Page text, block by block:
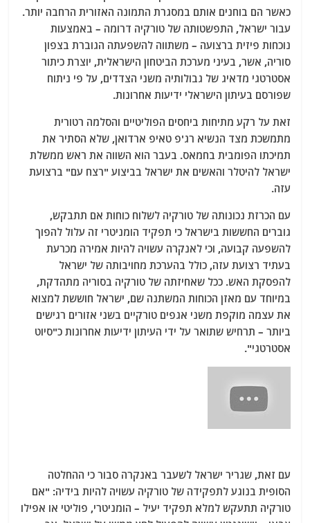
כאשר הם בוחנים אותם במסגרת התמונה האזורית הרחבה יותר.
עבור ישראל, התפשטותה של טורקיה דרומה – באמצעות
נוכחות פיזית ברצועה – משתווה להשפעתה הגוברת בצפון
סוריה, אשר, בעיני מערכת הביטחון הישראלית, יוצרת כיתור
אסטרטגי מדאיג של גבולותיה משני הצדדים, על פי ניתוח
שפורסם בעיתון הישראלי ידיעות אחרונות.
זאת על רקע מתיחות ביחסים הפוליטיים והסלמה רטורית
מתמשכת מצד הנשיא רג'פ טאיפ ארדואן, שלא הסתיר את
תמיכתו הפומבית בחמאס. בעבר הוא השווה את ראש ממשלת
ישראל להיטלר והאשים את ישראל בביצוע "רצח עם" ברצועת
עזה.
עם הכרזת נכונותה של טורקיה לשלוח כוחות אם תתבקש,
גוברים החששות בישראל כי תפקיד הומניטרי זה עלול להפוך
להשפעה קבועה, וכי לאנקרה עשויה להיות אמירה מכרעת
בעתיד רצועת עזה, כולל בהערכת מחויבותה של ישראל
להפסקת האש. ככל שאחיזתה של טורקיה בסוריה מתהדקת,
במיוחד עם מאזן הכוחות המשתנה שם, ישראל חוששת למצוא
את עצמה מוקפת משני אגפים טורקיים בשני אזורים רגישים
ביותר – תרחיש שתואר על ידי העיתון ידיעות אחרונות כ"סיוט
אסטרטגי".
עם זאת, שגריר ישראל לשעבר באנקרה סבור כי ההחלטה
הסופית בנוגע לתפקידה של טורקיה עשויה להיות בידיה: "אם
טורקיה תתעקש למלא תפקיד יעיל – הומניטרי, פוליטי או אפילו